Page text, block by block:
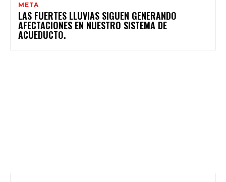
META
LAS FUERTES LLUVIAS SIGUEN GENERANDO
AFECTACIONES EN NUESTRO SISTEMA DE
ACUEDUCTO.